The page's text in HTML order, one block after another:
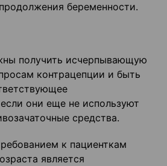
беременности.
получить исчерпывающую
контрацепции и быть
они еще не используют
средства.
к пациенткам
является